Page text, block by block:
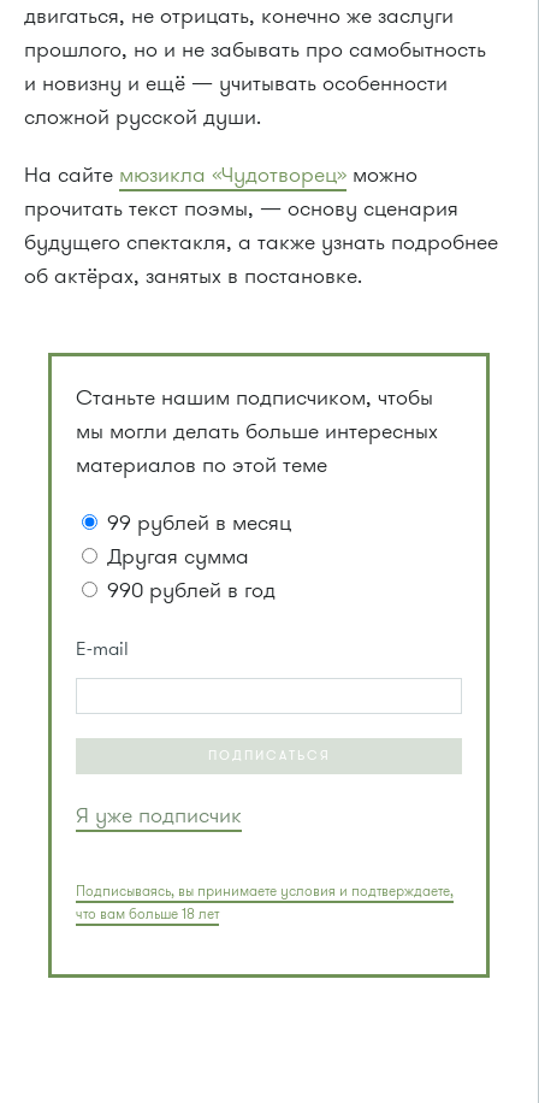
двигаться, не отрицать, конечно же заслуги
прошлого, но и не забывать про самобытность
и новизну и ещё — учитывать особенности
сложной русской души.
На сайте мюзикла «Чудотворец» можно
прочитать текст поэмы, — основу сценария
будущего спектакля, а также узнать подробнее
об актёрах, занятых в постановке.
Станьте нашим подписчиком, чтобы
мы могли делать больше интересных
материалов по этой теме
99 рублей в месяц
Другая сумма
990 рублей в год
E-mail
ПОДПИСАТЬСЯ
Я уже подписчик
Подписываясь, вы принимаете условия и подтверждаете,
что вам больше 18 лет